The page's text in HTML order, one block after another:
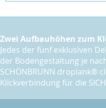
Zwei Aufbauhöhen zum
Jedes der fünf exklusiven
der Bodengestaltung je
SCHÖNBRUNN droplank®
Klickverbindung für die